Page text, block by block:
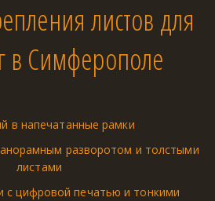
листов для
в Симферополе
в напечатанные рамки
разворотом и толстыми
листами
с цифровой печатью и тонкими